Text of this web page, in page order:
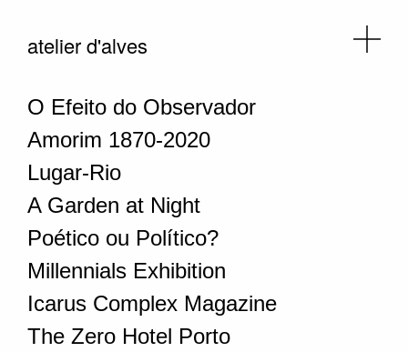
atelier d'alves
O Efeito do Observador
Amorim 1870-2020
Lugar-Rio
A Garden at Night
Poético ou Político?
Millennials Exhibition
Icarus Complex Magazine
The Zero Hotel Porto